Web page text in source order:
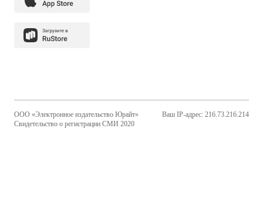
ООО «Электронное издательство Юрайт»
Свидетельство о регистрации СМИ 2020
Ваш IP-адрес: 216.73.216.214